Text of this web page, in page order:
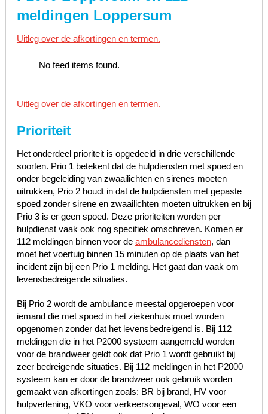
meldingen Loppersum
Uitleg over de afkortingen en termen.
No feed items found.
Uitleg over de afkortingen en termen.
Prioriteit
Het onderdeel prioriteit is opgedeeld in drie verschillende
soorten. Prio 1 betekent dat de hulpdiensten met spoed en
onder begeleiding van zwaailichten en sirenes moeten
uitrukken, Prio 2 houdt in dat de hulpdiensten met gepaste
spoed zonder sirene en zwaailichten moeten uitrukken en bij
Prio 3 is er geen spoed. Deze prioriteiten worden per
hulpdienst vaak ook nog specifiek omschreven. Komen er
112 meldingen binnen voor de ambulancediensten, dan
moet het voertuig binnen 15 minuten op de plaats van het
incident zijn bij een Prio 1 melding. Het gaat dan vaak om
levensbedreigende situaties.
Bij Prio 2 wordt de ambulance meestal opgeroepen voor
iemand die met spoed in het ziekenhuis moet worden
opgenomen zonder dat het levensbedreigend is. Bij 112
meldingen die in het P2000 systeem aangemeld worden
voor de brandweer geldt ook dat Prio 1 wordt gebruikt bij
zeer bedreigende situaties. Bij 112 meldingen in het P2000
systeem kan er door de brandweer ook gebruik worden
gemaakt van afkortingen zoals: BR bij brand, HV voor
hulpverlening, VKO voor verkeersongeval, WO voor een